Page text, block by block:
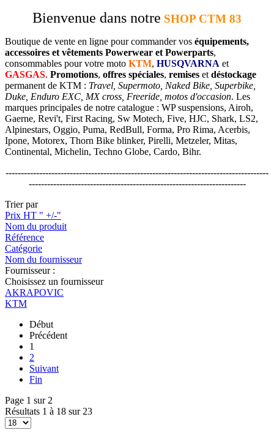
Bienvenue dans notre SHOP CTM 83
Boutique de vente en ligne pour commander vos équipements,
accessoires et vêtements Powerwear et Powerparts,
consommables pour votre moto KTM, HUSQVARNA et
GASGAS. Promotions, offres spéciales, remises et déstockage
permanent de KTM : Travel, Supermoto, Naked Bike, Superbike,
Duke, Enduro EXC, MX cross, Freeride, motos d'occasion. Les
marques principales de notre catalogue : WP suspensions, Airoh,
Gaerne, Revi't, First Racing, Sw Motech, Five, HJC, Shark, LS2,
Alpinestars, Oggio, Puma, RedBull, Forma, Pro Rima, Acerbis,
Ipone, Motorex, Thorn Bike blinker, Pirelli, Metzeler, Mitas,
Continental, Michelin, Techno Globe, Cardo, Bihr.
--------------------------------------------------------------------------------------
-----------------------------------------------------------------------
Trier par
Prix HT " +/-"
Nom du produit
Référence
Catégorie
Nom du fournisseur
Fournisseur :
Choisissez un fournisseur
AKRAPOVIC
KTM
Début
Précédent
1
2
Suivant
Fin
Page 1 sur 2
Résultats 1 à 18 sur 23